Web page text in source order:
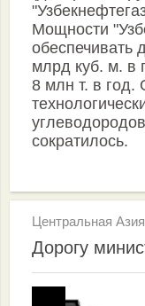
Мощности
обеспечивать
млрд куб. м. в
8 млн т. в год.
сократилось.
Центральная Азия
Дорогу